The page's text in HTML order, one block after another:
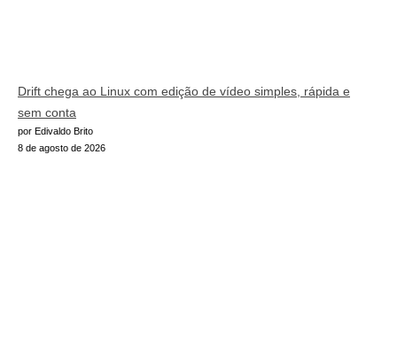
Drift chega ao Linux com edição de vídeo simples, rápida e
sem conta
por Edivaldo Brito
8 de agosto de 2026